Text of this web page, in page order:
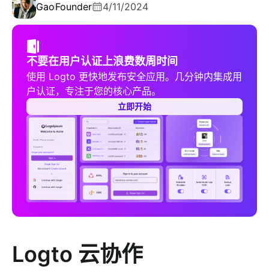
GaoFounder 4/11/2024
不要在用户认证上浪费数周时间
使用 Logto 更快地发布安全应用。几分钟内集成用
户认证，专注于您的核心产品。
立即开始
Logto 云协作